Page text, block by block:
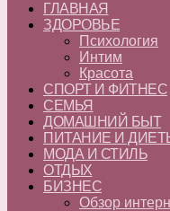
ГЛАВНАЯ
ЗДОРОВЬЕ
Психология
Интим
Красота
СПОРТ И ФИТНЕС
СЕМЬЯ
ДОМАШНИЙ БЫТ
ПИТАНИЕ И
МОДА И СТИЛЬ
ОТДЫХ
БИЗНЕС
Обзор